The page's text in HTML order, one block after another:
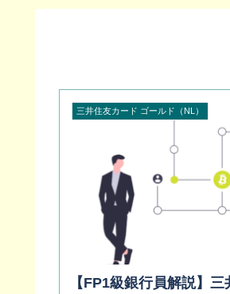
三井住友カード ゴールド（NL）
【FP1級銀行員解説】